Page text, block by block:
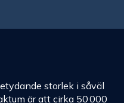
storlek i såväl
är att cirka 50 000